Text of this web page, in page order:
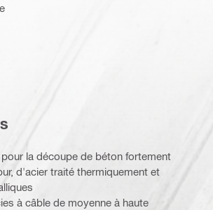
la découpe de béton fortement
d'acier traité thermiquement et
à câble de moyenne à haute